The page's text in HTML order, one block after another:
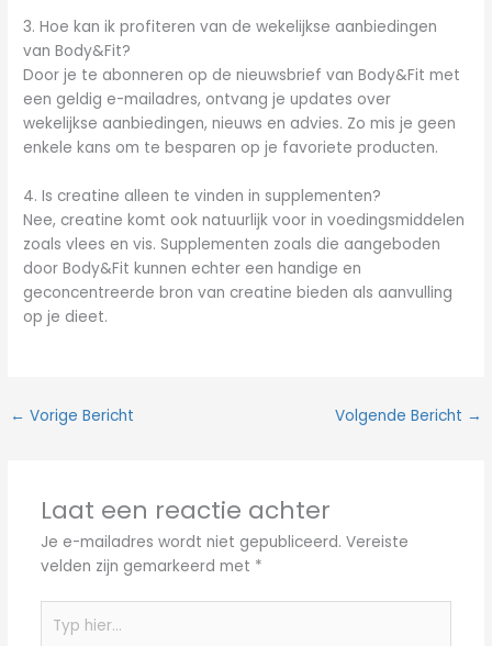
3. Hoe kan ik profiteren van de wekelijkse aanbiedingen
van Body&Fit?
Door je te abonneren op de nieuwsbrief van Body&Fit met
een geldig e-mailadres, ontvang je updates over
wekelijkse aanbiedingen, nieuws en advies. Zo mis je geen
enkele kans om te besparen op je favoriete producten.
4. Is creatine alleen te vinden in supplementen?
Nee, creatine komt ook natuurlijk voor in voedingsmiddelen
zoals vlees en vis. Supplementen zoals die aangeboden
door Body&Fit kunnen echter een handige en
geconcentreerde bron van creatine bieden als aanvulling
op je dieet.
← Vorige Bericht Volgende Bericht →
Laat een reactie achter
Je e-mailadres wordt niet gepubliceerd. Vereiste
velden zijn gemarkeerd met *
hier...